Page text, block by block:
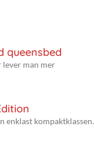
queensbed
lever man mer
enklast kompaktklassen.